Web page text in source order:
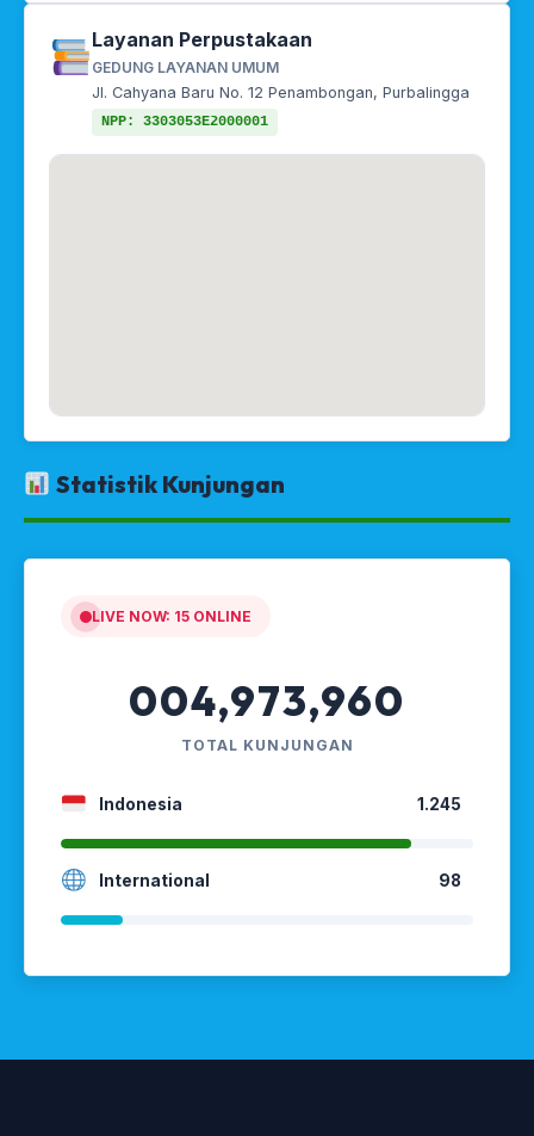
Layanan Perpustakaan
GEDUNG LAYANAN UMUM
Jl. Cahyana Baru No. 12 Penambongan, Purbalingga
NPP: 3303053E2000001
Statistik Kunjungan
LIVE NOW: 15 ONLINE
004,973,960
TOTAL KUNJUNGAN
Indonesia 1.245
International 98